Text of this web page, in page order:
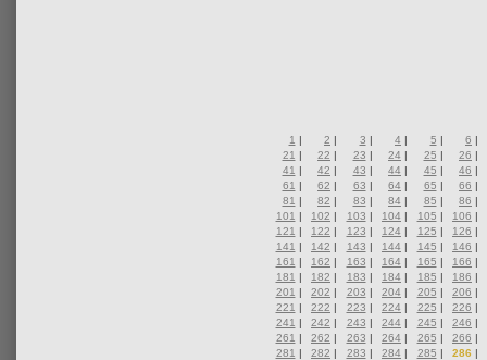
1 | 2 | 3 | 4 | 5 | 6 |
21 | 22 | 23 | 24 | 25 | 26 |
41 | 42 | 43 | 44 | 45 | 46 |
61 | 62 | 63 | 64 | 65 | 66 |
81 | 82 | 83 | 84 | 85 | 86 |
101 | 102 | 103 | 104 | 105 | 106 |
121 | 122 | 123 | 124 | 125 | 126 |
141 | 142 | 143 | 144 | 145 | 146 |
161 | 162 | 163 | 164 | 165 | 166 |
181 | 182 | 183 | 184 | 185 | 186 |
201 | 202 | 203 | 204 | 205 | 206 |
221 | 222 | 223 | 224 | 225 | 226 |
241 | 242 | 243 | 244 | 245 | 246 |
261 | 262 | 263 | 264 | 265 | 266 |
281 | 282 | 283 | 284 | 285 | 286 |